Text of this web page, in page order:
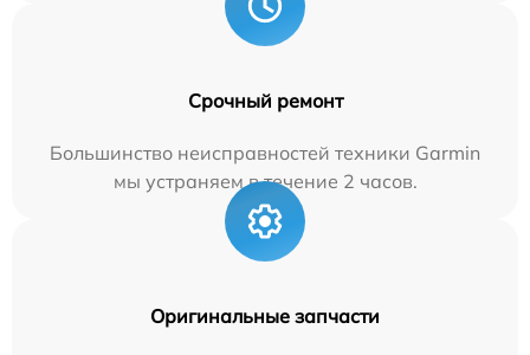
Срочный ремонт
Большинство неисправностей техники Garmin
мы устраняем в течение 2 часов.
Оригинальные запчасти